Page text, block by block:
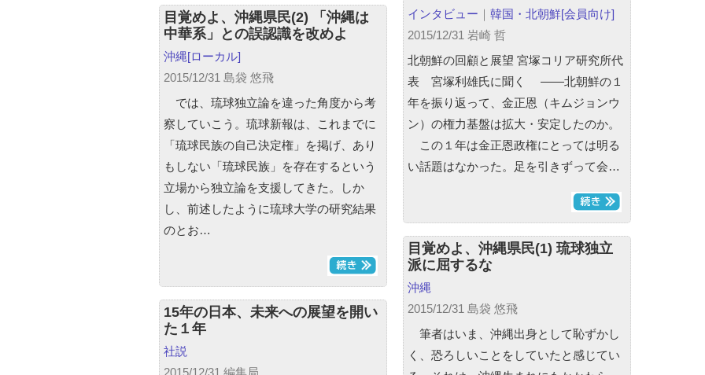
インタビュー ｜ 韓国・北朝鮮[会員向け]
2015/12/31 岩崎 哲
北朝鮮の回顧と展望 宮塚コリア研究所代
表 宮塚利雄氏に聞く ――北朝鮮の１
年を振り返って、金正恩（キムジョンウ
ン）の権力基盤は拡大・安定したのか。
この１年は金正恩政権にとっては明る
い話題はなかった。足を引きずって会…
目覚めよ、沖縄県民(2) 「沖縄は
中華系」との誤認識を改めよ
沖縄[ローカル]
2015/12/31 島袋 悠飛
では、琉球独立論を違った角度から考
察していこう。琉球新報は、これまでに
「琉球民族の自己決定権」を掲げ、あり
もしない「琉球民族」を存在するという
立場から独立論を支援してきた。しか
し、前述したように琉球大学の研究結果
のとお…
目覚めよ、沖縄県民(1) 琉球独立
派に屈するな
沖縄
2015/12/31 島袋 悠飛
筆者はいま、沖縄出身として恥ずかし
く、恐ろしいことをしていたと感じてい
15年の日本、未来への展望を開い
た１年
社説
2015/12/31 編集局